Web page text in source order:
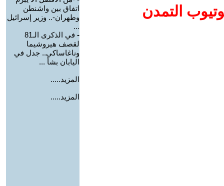
التمدن
اتفاق بين واشنطن
وطهران-.. وزير إسرائيل
...
-
في الذكرى الـ81
لقصف هيروشيما
وناغاساكي.. جدل في
اليابان بشأ ...
المزيد.....
المزيد.....